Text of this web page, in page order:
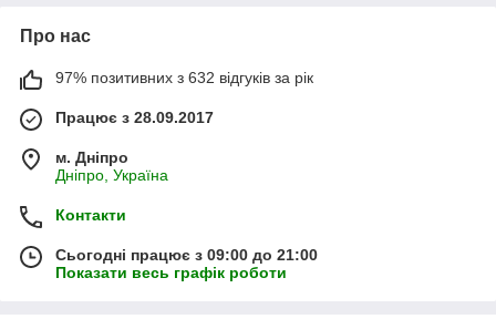
Про нас
97% позитивних з 632 відгуків за рік
Працює з 28.09.2017
м. Дніпро
Дніпро, Україна
Контакти
Сьогодні працює з 09:00 до 21:00
Показати весь графік роботи